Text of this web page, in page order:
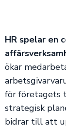
HR spelar
ökar
för företagets
strategisk
bidrar till att